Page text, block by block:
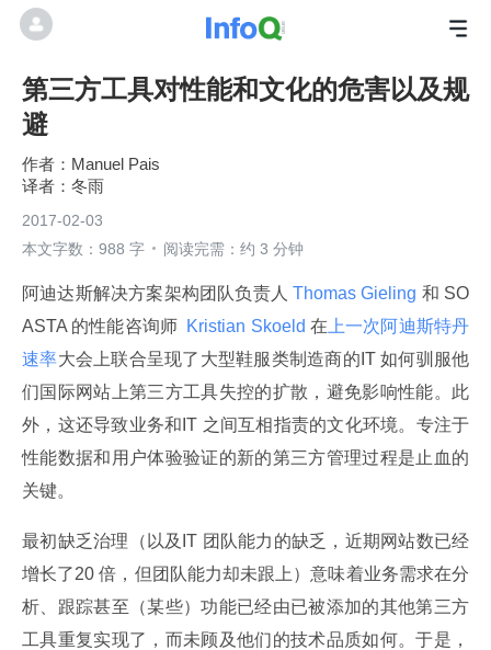
第三方工具对性能和文化的危害以及规
避
Manuel Pais
冬雨
2017-02-03
本文字数：988 字
阅读完需：约 3 分钟
阿迪达斯解决方案架构团队负责人 Thomas Gieling 和 SO
ASTA 的性能咨询师 Kristian Skoeld 在 上一次阿迪斯特丹
速率大会上联合呈现了大型鞋服类制造商的IT 如何驯服他
们国际网站上第三方工具失控的扩散，避免影响性能。此
外，这还导致业务和IT 之间互相指责的文化环境。专注于
性能数据和用户体验验证的新的第三方管理过程是止血的
关键。
最初缺乏治理（以及IT 团队能力的缺乏，近期网站数已经
增长了20 倍，但团队能力却未跟上）意味着业务需求在分
析、跟踪甚至（某些）功能已经由已被添加的其他第三方
工具重复实现了，而未顾及他们的技术品质如何。于是，